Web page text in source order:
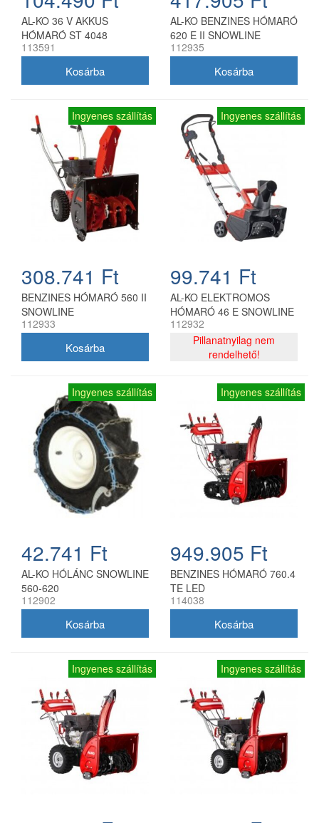
AL-KO 36 V AKKUS
HÓMARÓ ST 4048
113591
AL-KO BENZINES HÓMARÓ
620 E II SNOWLINE
112935
Ingyenes szállítás
308.741 Ft
BENZINES HÓMARÓ 560 II
SNOWLINE
112933
Ingyenes szállítás
99.741 Ft
AL-KO ELEKTROMOS
HÓMARÓ 46 E SNOWLINE
112932
Pillanatnyilag nem
rendelhető!
Ingyenes szállítás
42.741 Ft
AL-KO HÓLÁNC SNOWLINE
560-620
112902
Ingyenes szállítás
949.905 Ft
BENZINES HÓMARÓ 760.4
TE LED
114038
Ingyenes szállítás Ingyenes szállítás